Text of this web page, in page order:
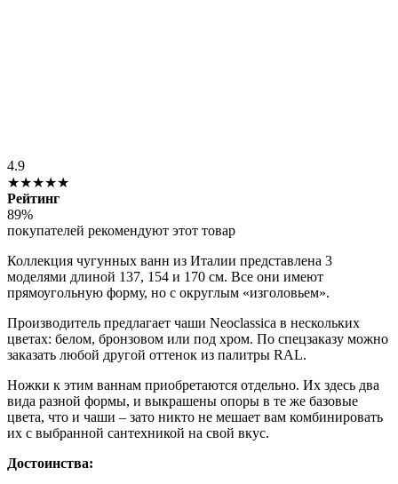
4.9
★★★★★
Рейтинг
89%
покупателей рекомендуют этот товар
Коллекция чугунных ванн из Италии представлена 3
моделями длиной 137, 154 и 170 см. Все они имеют
прямоугольную форму, но с округлым «изголовьем».
Производитель предлагает чаши Neoclassica в нескольких
цветах: белом, бронзовом или под хром. По спецзаказу можно
заказать любой другой оттенок из палитры RAL.
Ножки к этим ваннам приобретаются отдельно. Их здесь два
вида разной формы, и выкрашены опоры в те же базовые
цвета, что и чаши – зато никто не мешает вам комбинировать
их с выбранной сантехникой на свой вкус.
Достоинства: